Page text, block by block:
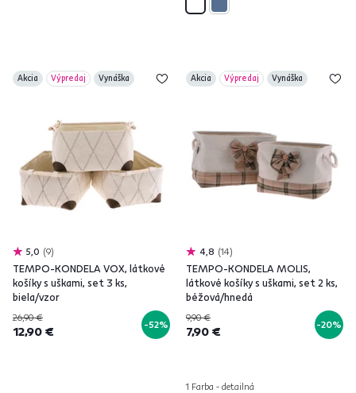
Akcia Výpredaj Vynáška
5,0 9
TEMPO-KONDELA VOX, látkové
košíky s uškami, set 3 ks,
biela/vzor
26,90 €
12,90 € -52%
Akcia Výpredaj Vynáška
4,8 14
TEMPO-KONDELA MOLIS,
látkové košíky s uškami, set 2 ks,
béžová/hnedá
9,90 €
7,90 € -20%
1 Farba - detailná